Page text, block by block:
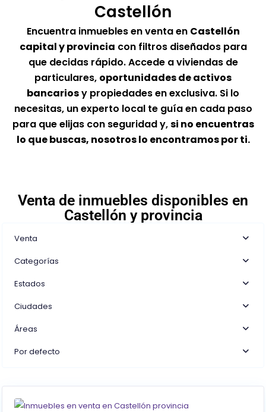
Castellón
Encuentra inmuebles en venta en Castellón
capital y provincia con filtros diseñados para
que decidas rápido. Accede a viviendas de
particulares, oportunidades de activos
bancariosy propiedades en exclusiva. Si lo
necesitas, un experto local te guía en cada paso
para que elijas con seguridad y,si no encuentras
lo que buscas, nosotros lo encontramos por ti.
Venta de inmuebles disponibles en
Castellón y provincia
Venta
Categorías
Estados
Ciudades
Áreas
Por defecto
Castellón/Castelló